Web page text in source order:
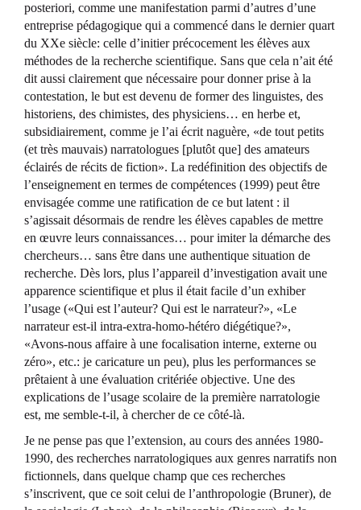
posteriori, comme une manifestation parmi d’autres d’une
entreprise pédagogique qui a commencé dans le dernier quart
du XXe siècle: celle d’initier précocement les élèves aux
méthodes de la recherche scientifique. Sans que cela n’ait été
dit aussi clairement que nécessaire pour donner prise à la
contestation, le but est devenu de former des linguistes, des
historiens, des chimistes, des physiciens… en herbe et,
subsidiairement, comme je l’ai écrit naguère, «de tout petits
(et très mauvais) narratologues [plutôt que] des amateurs
éclairés de récits de fiction». La redéfinition des objectifs de
l’enseignement en termes de compétences (1999) peut être
envisagée comme une ratification de ce but latent : il
s’agissait désormais de rendre les élèves capables de mettre
en œuvre leurs connaissances… pour imiter la démarche des
chercheurs… sans être dans une authentique situation de
recherche. Dès lors, plus l’appareil d’investigation avait une
apparence scientifique et plus il était facile d’un exhiber
l’usage («Qui est l’auteur? Qui est le narrateur?», «Le
narrateur est-il intra-extra-homo-hétéro diégétique?»,
«Avons-nous affaire à une focalisation interne, externe ou
zéro», etc.: je caricature un peu), plus les performances se
prêtaient à une évaluation critériée objective. Une des
explications de l’usage scolaire de la première narratologie
est, me semble-t-il, à chercher de ce côté-là.
Je ne pense pas que l’extension, au cours des années 1980-
1990, des recherches narratologiques aux genres narratifs non
fictionnels, dans quelque champ que ces recherches
s’inscrivent, que ce soit celui de l’anthropologie (Bruner), de